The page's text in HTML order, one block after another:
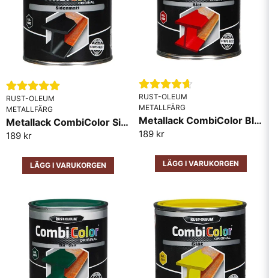
RUST-OLEUM
METALLFÄRG
Metallack CombiColor Sidenmatt Svart
189 kr
LÄGG I VARUKORGEN
RUST-OLEUM
METALLFÄRG
Metallack CombiColor Blank RAL3000 Röd
189 kr
LÄGG I VARUKORGEN
Ja, ni får publicera min fråga
Skicka fråga